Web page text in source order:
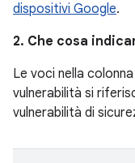
dispositivi Google.
2. Che cosa
Le voci nella colonna
vulnerabilità si
vulnerabilità di